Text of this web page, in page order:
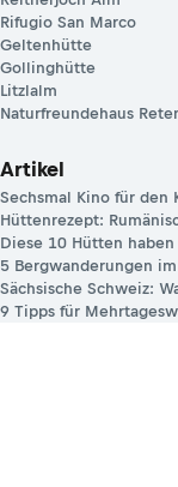
Rifugio San Marco
Geltenhütte
Gollinghütte
Litzlalm
Naturfreundehaus
Artikel
Sechsmal Kino für den
Hüttenrezept:
Diese 10 Hütten
5 Bergwanderungen
Sächsische Schweiz:
9 Tipps für